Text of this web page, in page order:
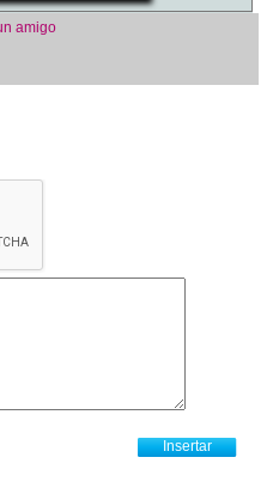
amigo